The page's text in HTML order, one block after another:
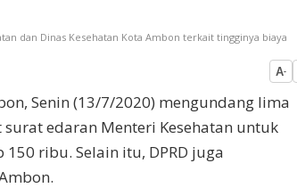
dan Dinas Kesehatan Kota Ambon terkait tingginya biaya
A-
Senin (13/7/2020) mengundang lima
edaran Menteri Kesehatan untuk
ribu. Selain itu, DPRD juga